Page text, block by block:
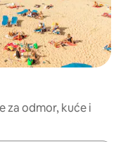
za odmor, kuće i